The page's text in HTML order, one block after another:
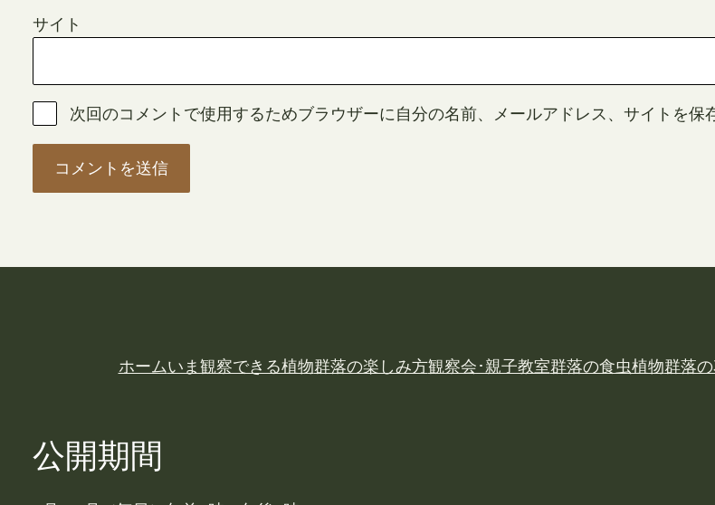
サイト
次回のコメントで使用するためブラウザーに自分の名前、メールアドレス、サイトを保
ホームいま観察できる植物群落の楽しみ方観察会･親子教室群落の食虫植物群落
公開期間